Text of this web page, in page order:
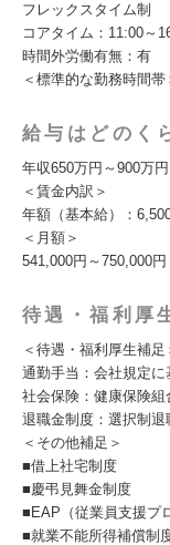
フレックスタイム制
コアタイム：11:00～
時間外労働有無：有
＜標準的な勤務時間
給与はどのく
年収650万円～900万円
＜賃金内訳＞
年額（基本給）：
＜月額＞
541,000円～750,000円
待遇・福利厚
＜待遇・福利厚生補足
通勤手当：会社規定
社会保険：健康保険
退職金制度：選択制退
＜その他補足＞
■借上社宅制度
■慶弔見舞金制度
■EAP（従業員支援プ
■就業不能所得補償制